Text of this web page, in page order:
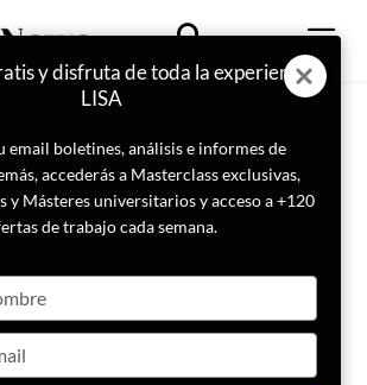
y disfruta de toda la experiencia
LISA
email boletines, análisis e informes de
accederás a Masterclass exclusivas,
y Másteres universitarios y acceso a +120
de trabajo cada semana.